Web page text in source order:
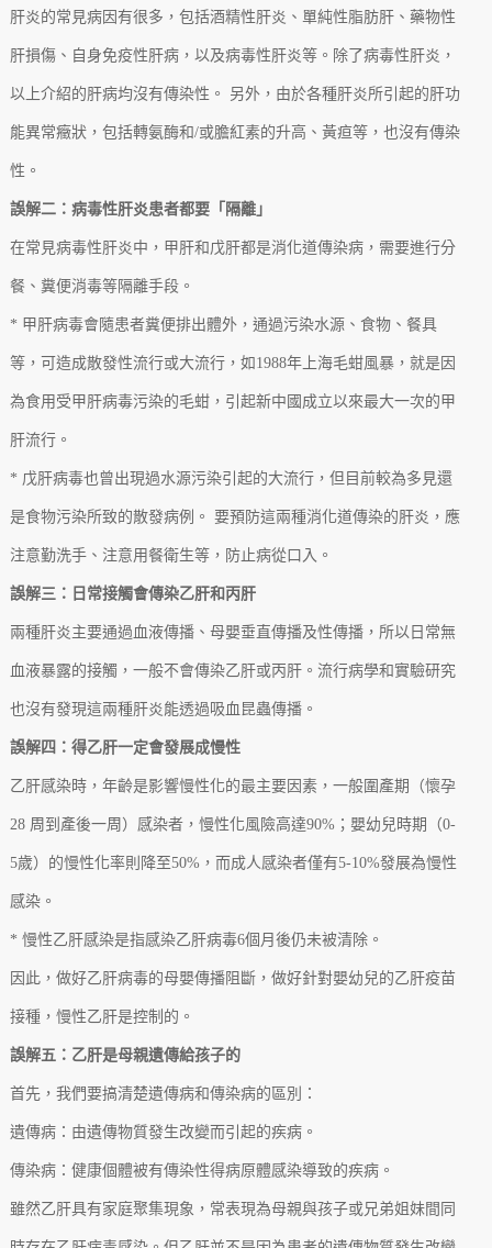
肝炎的常見病因有很多，包括酒精性肝炎、單純性脂肪肝、藥物性
肝損傷、自身免疫性肝病，以及病毒性肝炎等。除了病毒性肝炎，
以上介紹的肝病均沒有傳染性。 另外，由於各種肝炎所引起的肝功
能異常癥狀，包括轉氨酶和/或膽紅素的升高、黃疸等，也沒有傳染
性。
誤解二：病毒性肝炎患者都要「隔離」
在常見病毒性肝炎中，甲肝和戊肝都是消化道傳染病，需要進行分
餐、糞便消毒等隔離手段。
* 甲肝病毒會隨患者糞便排出體外，通過污染水源、食物、餐具
等，可造成散發性流行或大流行，如1988年上海毛蚶風暴，就是因
為食用受甲肝病毒污染的毛蚶，引起新中國成立以來最大一次的甲
肝流行。
* 戊肝病毒也曾出現過水源污染引起的大流行，但目前較為多見還
是食物污染所致的散發病例。 要預防這兩種消化道傳染的肝炎，應
注意勤洗手、注意用餐衛生等，防止病從口入。
誤解三：日常接觸會傳染乙肝和丙肝
兩種肝炎主要通過血液傳播、母嬰垂直傳播及性傳播，所以日常無
血液暴露的接觸，一般不會傳染乙肝或丙肝。流行病學和實驗研究
也沒有發現這兩種肝炎能透過吸血昆蟲傳播。
誤解四：得乙肝一定會發展成慢性
乙肝感染時，年齡是影響慢性化的最主要因素，一般圍產期（懷孕
28 周到產後一周）感染者，慢性化風險高達90%；嬰幼兒時期（0-
5歲）的慢性化率則降至50%，而成人感染者僅有5-10%發展為慢性
感染。
* 慢性乙肝感染是指感染乙肝病毒6個月後仍未被清除。
因此，做好乙肝病毒的母嬰傳播阻斷，做好針對嬰幼兒的乙肝疫苗
接種，慢性乙肝是控制的。
誤解五：乙肝是母親遺傳給孩子的
首先，我們要搞清楚遺傳病和傳染病的區別：
遺傳病：由遺傳物質發生改變而引起的疾病。
傳染病：健康個體被有傳染性得病原體感染導致的疾病。
雖然乙肝具有家庭聚集現象，常表現為母親與孩子或兄弟姐妹間同